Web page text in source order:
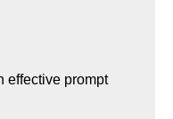
effective prompt